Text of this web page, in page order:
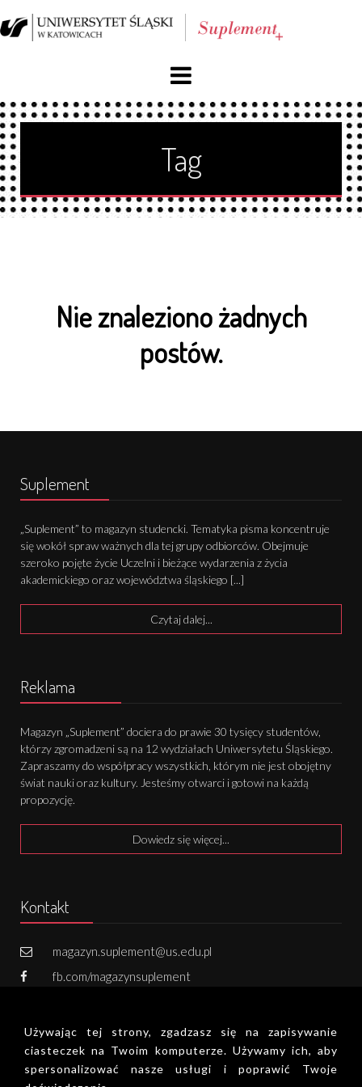
O nas
Blog
Archiwum
Kontakt
Tag
Nie znaleziono żadnych
postów.
Suplement
„Suplement” to magazyn studencki. Tematyka pisma koncentruje
się wokół spraw ważnych dla tej grupy odbiorców. Obejmuje
szeroko pojęte życie Uczelni i bieżące wydarzenia z życia
akademickiego oraz województwa śląskiego [...]
Czytaj dalej...
Reklama
Magazyn „Suplement” dociera do prawie 30 tysięcy studentów,
którzy zgromadzeni są na 12 wydziałach Uniwersytetu Śląskiego.
Zapraszamy do współpracy wszystkich, którym nie jest obojętny
świat nauki oraz kultury. Jesteśmy otwarci i gotowi na każdą
propozycję.
Dowiedz się więcej...
Kontakt
magazyn.suplement@us.edu.pl
fb.com/magazynsuplement
Zapisz się do newslettera!
Używając tej strony, zgadzasz się na zapisywanie
ciasteczek na Twoim komputerze. Używamy ich, aby
spersonalizować nasze usługi i poprawić Twoje